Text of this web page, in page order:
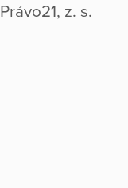
Právo21, z. s.